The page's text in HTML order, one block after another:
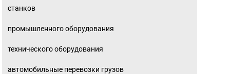
станков
промышленного оборудования
технического оборудования
автомобильные перевозки грузов